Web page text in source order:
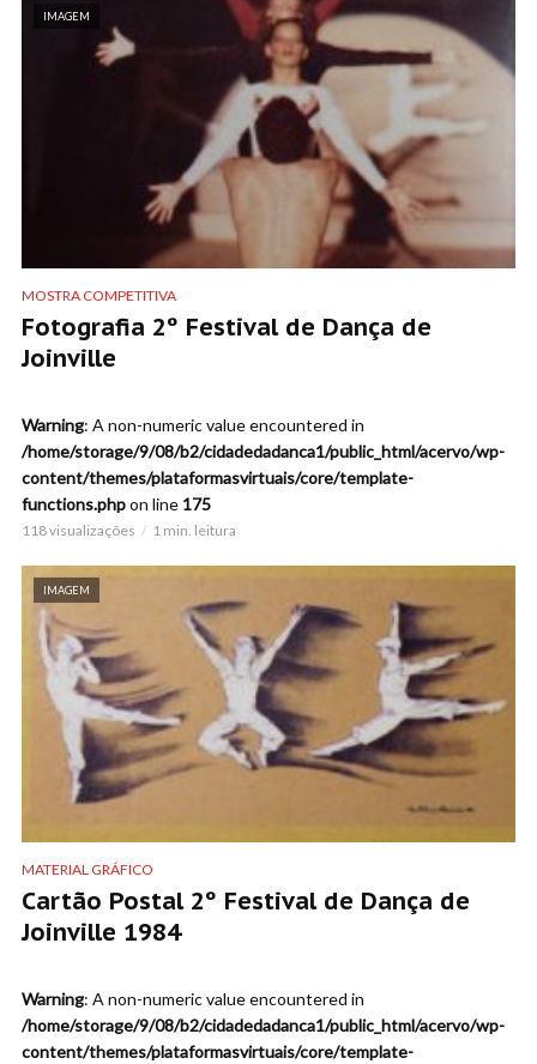
IMAGEM
MOSTRA COMPETITIVA
Fotografia 2º Festival de Dança de
Joinville
Warning: A non-numeric value encountered in
/home/storage/9/08/b2/cidadedadanca1/public_html/acervo/wp-
content/themes/plataformasvirtuais/core/template-
functions.phpon line 175
118 visualizações 1 min. leitura
IMAGEM
MATERIAL GRÁFICO
Cartão Postal 2º Festival de Dança de
Joinville 1984
Warning: A non-numeric value encountered in
/home/storage/9/08/b2/cidadedadanca1/public_html/acervo/wp-
content/themes/plataformasvirtuais/core/template-